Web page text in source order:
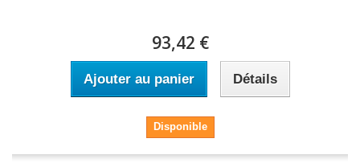
93,42 €
Ajouter au panier Détails
Disponible